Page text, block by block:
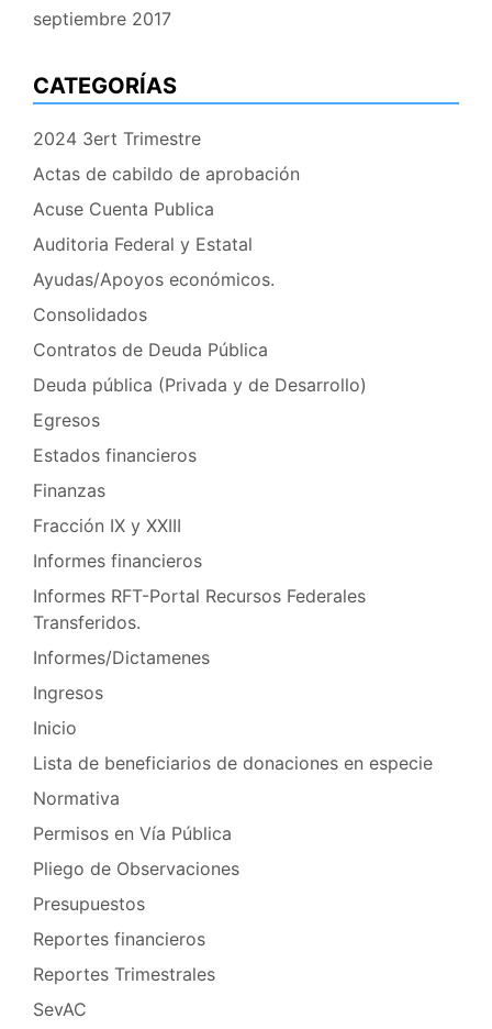
septiembre 2017
CATEGORÍAS
2024 3ert Trimestre
Actas de cabildo de aprobación
Acuse Cuenta Publica
Auditoria Federal y Estatal
Ayudas/Apoyos económicos.
Consolidados
Contratos de Deuda Pública
Deuda pública (Privada y de Desarrollo)
Egresos
Estados financieros
Finanzas
Fracción IX y XXIII
Informes financieros
Informes RFT-Portal Recursos Federales
Transferidos.
Informes/Dictamenes
Ingresos
Inicio
Lista de beneficiarios de donaciones en especie
Normativa
Permisos en Vía Pública
Pliego de Observaciones
Presupuestos
Reportes financieros
Reportes Trimestrales
SevAC